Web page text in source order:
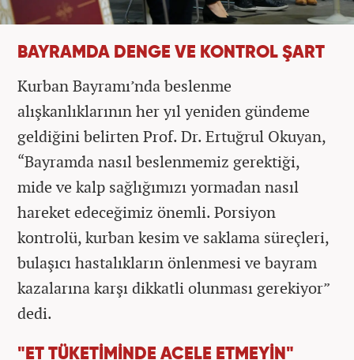
BAYRAMDA DENGE VE KONTROL ŞART
Kurban Bayramı’nda beslenme
alışkanlıklarının her yıl yeniden gündeme
geldiğini belirten Prof. Dr. Ertuğrul Okuyan,
“Bayramda nasıl beslenmemiz gerektiği,
mide ve kalp sağlığımızı yormadan nasıl
hareket edeceğimiz önemli. Porsiyon
kontrolü, kurban kesim ve saklama süreçleri,
bulaşıcı hastalıkların önlenmesi ve bayram
kazalarına karşı dikkatli olunması gerekiyor”
dedi.
"ET TÜKETİMİNDE ACELE ETMEYİN"